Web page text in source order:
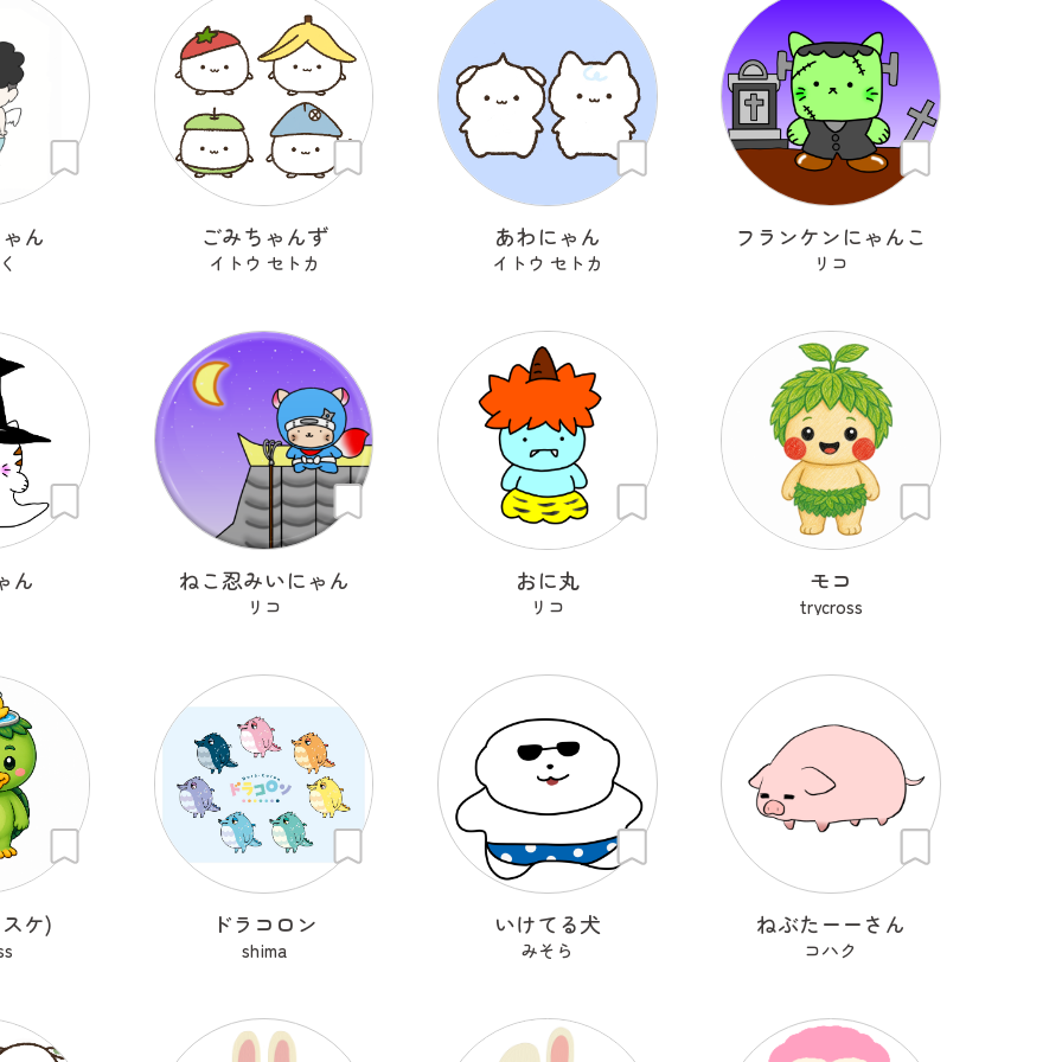
ん ごみちゃんず
イトウ セトカ
あわにゃん
イトウ セトカ
フランケンにゃんこ
リコ
ん ねこ忍みいにゃん
リコ
おに丸
リコ
モコ
trycross
ケ) ドラコロン
shima
いけてる犬
みそら
ねぶたーーさん
コハク